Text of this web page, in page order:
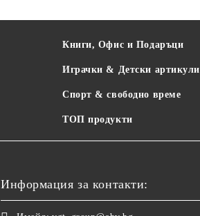
Книги, Офис и Подаръци
Играчки & Детски артикули
Спорт & свободно време
ТОП продукти
Информация за контакти: